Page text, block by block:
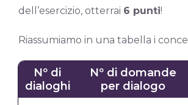
dell’esercizio, otterrai 6 punti!
Riassumiamo in una tabella i
Nº di
dialoghi
Nº di domande
per dialogo